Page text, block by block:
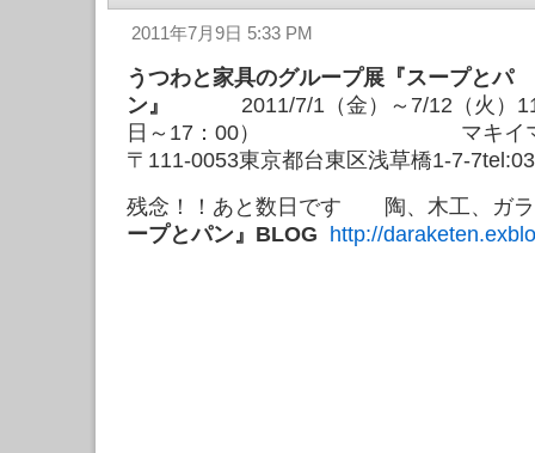
2011年7月9日 5:33 PM
うつわと家具のグループ展『スープとパ
ン』
2011/7/1（金）～7/12（火）11
日～17：00） マキイマサル
〒111-0053東京都台東区浅草橋1-7-
残念！！あと数日です 陶、木工
ープとパン』BLOG
http://